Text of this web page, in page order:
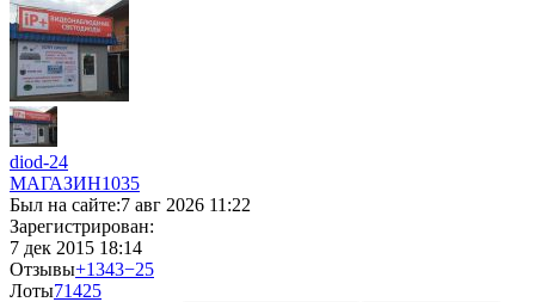
diod-24
МАГАЗИН1035
Был на сайте:7 авг 2026 11:22
Зарегистрирован:
7 дек 2015 18:14
Отзывы+1343−25
Лоты71425